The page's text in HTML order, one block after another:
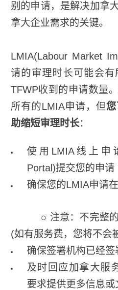
别的申请，是解决加拿
拿大企业需求的关键。
LMIA(Labour Market
请的审理时长可能会
TFWP收到的申请数量
所有的LMIA申请，但
助缩短审理时长：
使用LMIA线上申
Portal)提交您的申请
确保您的LMIA申请
○ 注意：不完整的
(如有服务费，您将不会
确保签署机构已经
及时回应加拿大服
要求提供更多信息或